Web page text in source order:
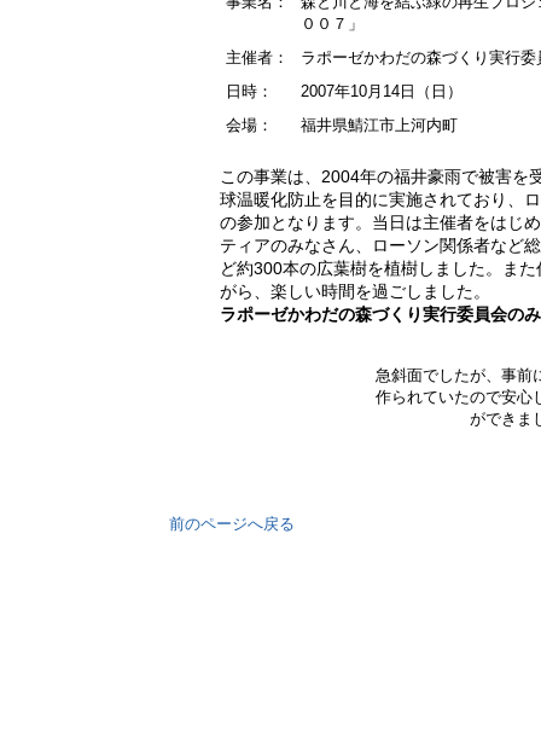
００７」
主催者：
ラポーゼかわだの森づくり実行委
日時：
2007年10月14日（日）
会場：
福井県鯖江市上河内町
この事業は、2004年の福井豪雨で被害を
球温暖化防止を目的に実施されており、
の参加となります。当日は主催者をはじ
ティアのみなさん、ローソン関係者など
ど約300本の広葉樹を植樹しました。ま
がら、楽しい時間を過ごしました。
ラポーゼかわだの森づくり実行委員会の
急斜面でしたが、事前
作られていたので安心
ができま
前のページへ戻る